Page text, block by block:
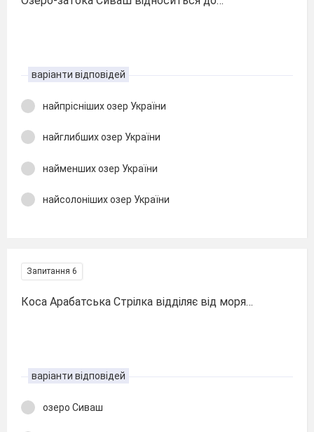
варіанти відповідей
найпрісніших озер України
найглибших озер України
найменших озер України
найсолоніших озер України
Запитання 6
Коса Арабатська Стрілка відділяє від моря…
варіанти відповідей
озеро Сиваш